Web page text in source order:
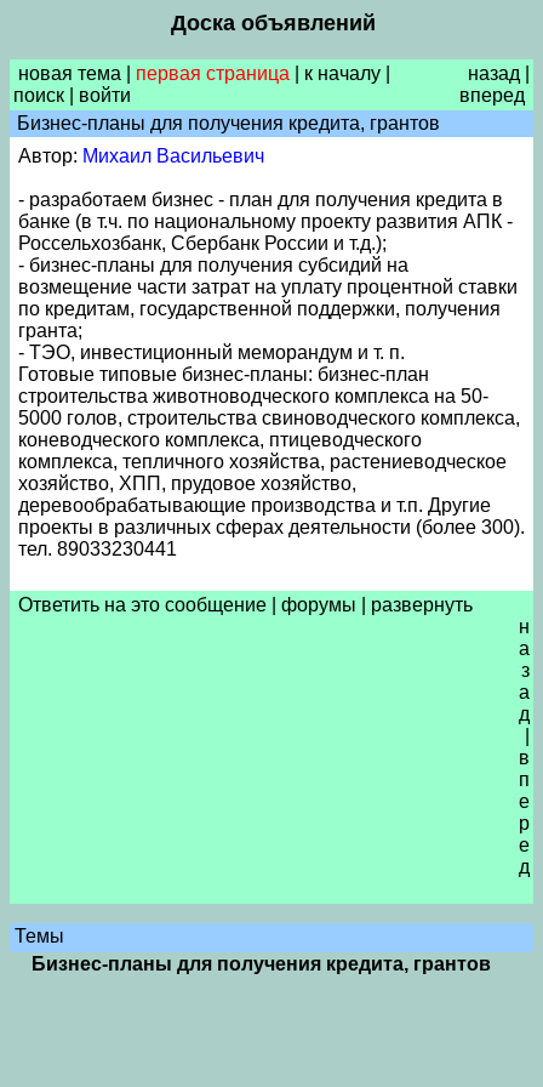
Доска объявлений
новая тема первая страница к началу
поиск
войти
назад
вперед
Бизнес-планы для получения кредита, грантов
Автор: Михаил Васильевич
- разработаем бизнес - план для получения кредита в
банке (в т.ч. по национальному проекту развития АПК -
Россельхозбанк, Сбербанк России и т.д.);
- бизнес-планы для получения субсидий на
возмещение части затрат на уплату процентной ставки
по кредитам, государственной поддержки, получения
гранта;
- ТЭО, инвестиционный меморандум и т. п.
Готовые типовые бизнес-планы: бизнес-план
строительства животноводческого комплекса на 50-
5000 голов, строительства свиноводческого комплекса,
коневодческого комплекса, птицеводческого
комплекса, тепличного хозяйства, растениеводческое
хозяйство, ХПП, прудовое хозяйство,
деревообрабатывающие производства и т.п. Другие
проекты в различных сферах деятельности (более 300).
тел. 89033230441
Ответить на это сообщение форумы
развернуть
н
а
з
а
д
в
п
е
р
е
д
Темы
Бизнес-планы для получения кредита, грантов